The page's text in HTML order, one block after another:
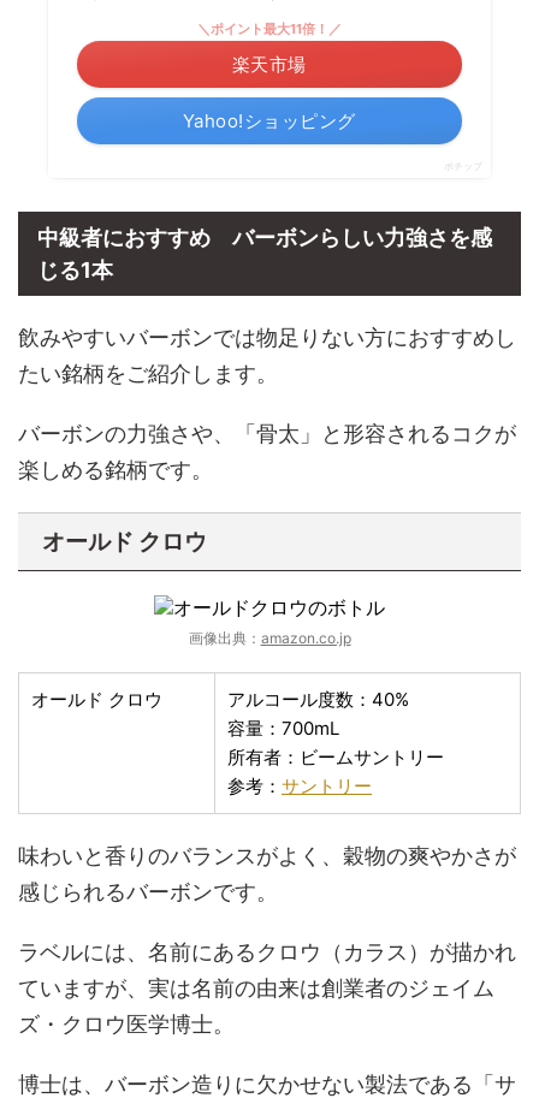
＼ポイント最大11倍！／
楽天市場
Yahoo!ショッピング
ポチップ
中級者におすすめ バーボンらしい力強さを感
じる1本
飲みやすいバーボンでは物足りない方におすすめし
たい銘柄をご紹介します。
バーボンの力強さや、「骨太」と形容されるコクが
楽しめる銘柄です。
オールド クロウ
画像出典： amazon.co.jp
オールド クロウ
アルコール度数：40%
容量：700mL
所有者：ビームサントリー
参考： サントリー
味わいと香りのバランスがよく、穀物の爽やかさが
感じられるバーボンです。
ラベルには、名前にあるクロウ（カラス）が描かれ
ていますが、実は名前の由来は創業者のジェイム
ズ・クロウ医学博士。
博士は、バーボン造りに欠かせない製法である「サ